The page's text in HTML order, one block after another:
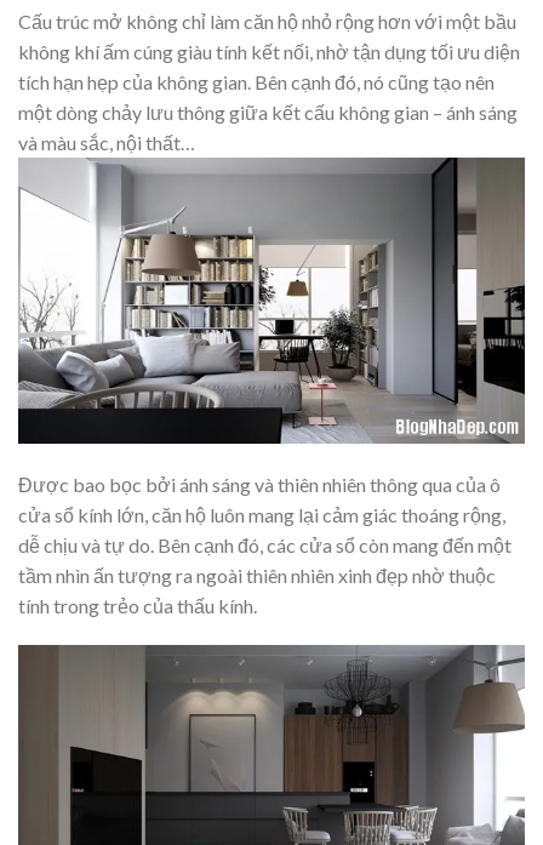
Cấu trúc mở không chỉ làm căn hộ nhỏ rộng hơn với một bầu
không khí ấm cúng giàu tính kết nối, nhờ tận dụng tối ưu diện
tích hạn hẹp của không gian. Bên cạnh đó, nó cũng tạo nên
một dòng chảy lưu thông giữa kết cấu không gian – ánh sáng
và màu sắc, nội thất…
Được bao bọc bởi ánh sáng và thiên nhiên thông qua của ô
cửa sổ kính lớn, căn hộ luôn mang lại cảm giác thoáng rộng,
dễ chịu và tự do. Bên cạnh đó, các cửa sổ còn mang đến một
tầm nhìn ấn tượng ra ngoài thiên nhiên xinh đẹp nhờ thuộc
tính trong trẻo của thấu kính.